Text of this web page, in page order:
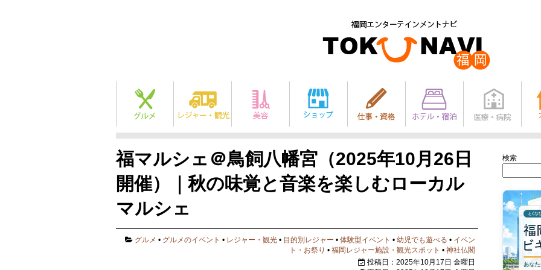
福マルシェ＠鳥飼八幡宮（2025年10月26日
開催）｜秋の味覚と音楽を楽しむローカル
マルシェ
グルメ • グルメのイベント • レジャー・観光 • 目的別レジャー • 体験型イベント • 幼児でも遊べる • イベン
ト・お祭り • 福岡レジャー施設・観光スポット • 神社仏閣
投稿日：2025年10月17日 金曜日
検索